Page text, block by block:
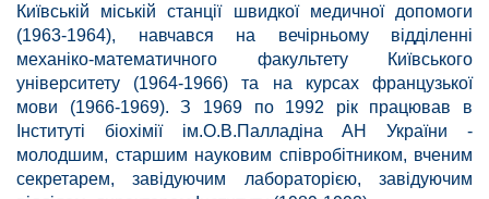
Київській міській станції швидкої медичної допомоги
(1963-1964), навчався на вечірньому відділенні
механіко-математичного факультету Київського
університету (1964-1966) та на курсах французької
мови (1966-1969). З 1969 по 1992 рік працював в
Інституті біохімії ім.О.В.Палладіна АН України -
молодшим, старшим науковим співробітником, вченим
секретарем, завідуючим лабораторією, завідуючим